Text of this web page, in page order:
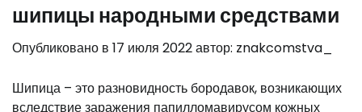
шипицы народными средствами
Опубликовано в 17 июля 2022автор: znakcomstva_
Шипица – это разновидность бородавок, возникающих
вследствие заражения папилломавирусом кожных